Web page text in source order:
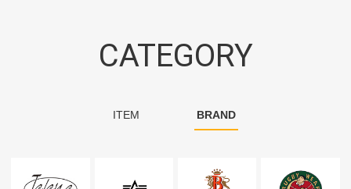
CATEGORY
ITEM BRAND